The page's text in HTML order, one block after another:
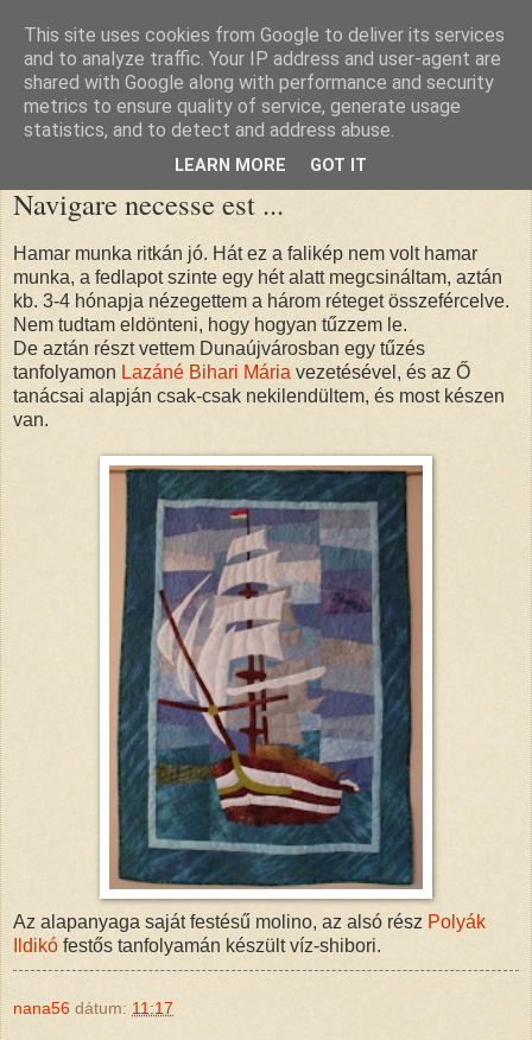
nana blogja
Navigare necesse est ...
Hamar munka ritkán jó. Hát ez a falikép nem volt hamar
munka, a fedlapot szinte egy hét alatt megcsináltam, aztán
kb. 3-4 hónapja nézegettem a három réteget összefércelve.
Nem tudtam eldönteni, hogy hogyan tűzzem le.
De aztán részt vettem Dunaújvárosban egy tűzés
tanfolyamon Lazáné Bihari Mária vezetésével, és az Ő
tanácsai alapján csak-csak nekilendültem, és most készen
van.
Az alapanyaga saját festésű molino, az alsó rész Polyák
Ildikó festős tanfolyamán készült víz-shibori.
nana56 dátum: 11:17
This site uses cookies from Google to deliver its services
and to analyze traffic. Your IP address and user-agent are
shared with Google along with performance and security
metrics to ensure quality of service, generate usage
statistics, and to detect and address abuse.
LEARN MORE GOT IT